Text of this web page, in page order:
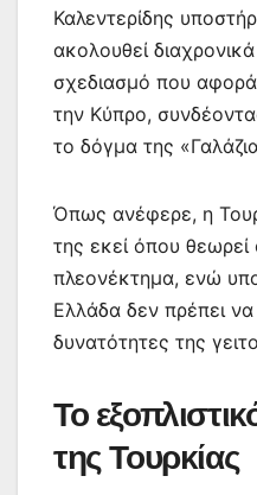
Καλεντερίδης
ακολουθεί
σχεδιασμό που
την Κύπρο,
το δόγμα της
Όπως ανέφερε, η
της εκεί όπου θεωρεί
πλεονέκτημα, ενώ
Ελλάδα δεν πρέπει να
δυνατότητες της
Το
της Τουρκίας